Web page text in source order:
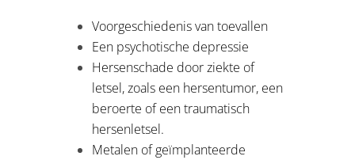
Voorgeschiedenis van toevallen
Een psychotische depressie
Hersenschade door ziekte of
letsel, zoals een hersentumor, een
beroerte of een traumatisch
hersenletsel.
Metalen of geïmplanteerde